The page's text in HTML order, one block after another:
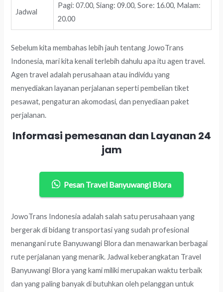
Jadwal
Pagi: 07.00, Siang: 09.00, Sore: 16.00, Malam:
20.00
Sebelum kita membahas lebih jauh tentang JowoTrans
Indonesia, mari kita kenali terlebih dahulu apa itu agen travel.
Agen travel adalah perusahaan atau individu yang
menyediakan layanan perjalanan seperti pembelian tiket
pesawat, pengaturan akomodasi, dan penyediaan paket
perjalanan.
Informasi pemesanan dan Layanan 24
jam
Pesan Travel Banyuwangi Blora
JowoTrans Indonesia adalah salah satu perusahaan yang
bergerak di bidang transportasi yang sudah profesional
menangani rute Banyuwangi Blora dan menawarkan berbagai
rute perjalanan yang menarik. Jadwal keberangkatan Travel
Banyuwangi Blora yang kami miliki merupakan waktu terbaik
dan yang paling banyak di butuhkan oleh pelanggan untuk